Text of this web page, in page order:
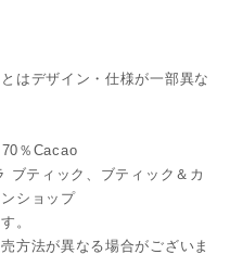
はデザイン・仕様が一部異な
％Cacao
ブティック、ブティック＆カ
ショップ
。
方法が異なる場合がございま